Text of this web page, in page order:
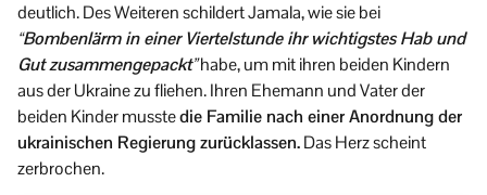
deutlich. Des Weiteren schildert Jamala, wie sie bei
“Bombenlärm in einer Viertelstunde ihr wichtigstes Hab und
Gut zusammengepackt”habe, um mit ihren beiden Kindern
aus der Ukraine zu fliehen. Ihren Ehemann und Vater der
beiden Kinder musstedie Familie nach einer Anordnung der
ukrainischen Regierung zurücklassen.Das Herz scheint
zerbrochen.